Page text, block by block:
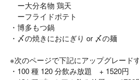
ー大分名物 鶏天
ーフライドポテト
・博多もつ鍋
・〆の焼きにおにぎり or 〆の麺
※次のページで下記にアップグレード
・100 種 120 分飲み放題 + 1520円